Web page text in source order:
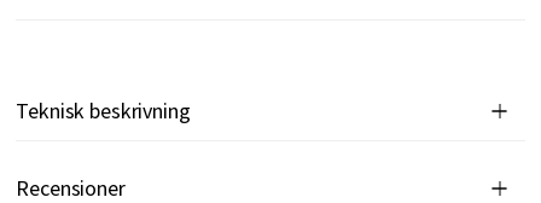
Teknisk beskrivning
Recensioner